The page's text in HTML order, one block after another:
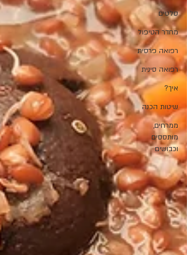
סלטים
מחדר הטיפול
רפואה פרסית
רפואה סינית
איך?
שיטות הכנה
ממרחים,
מותססים
וכבושים